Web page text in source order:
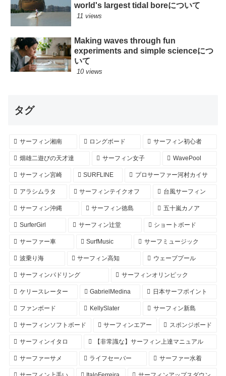
world's largest tidal boreについて
11 views
Making waves through fun
experiments and simple scienceにつ
いて
10 views
タグ
サーフィン湘南 ロングボード サーフィン初心者
畑雄二遊びの天才達 サーフィン女子 WavePool
サーフィン宮崎 SURFLINE プロサーファー河村カイサ
アラシムラタ サーフィンテイクオフ 台風サーフィン
サーフィン沖縄 サーフィン徳島 五十嵐カノア
SurferGirl サーフィン辻堂 ショートボード
サーファー車 SurfMusic サーフミュージック
波乗り海 サーフィン高知 ウェーブプール
サーフィンパドリング サーフィンオリンピック
ケリースレーター GabrielMedina 日本サーフポイント
ファンボード KellySlater サーフィン新島
サーフィンソフトボード サーフィンエアー スポンジボード
サーフィンイタロ 【非常識な】サーフィン上達マニュアル
サーファーサメ ライフセーバー サーファー水着